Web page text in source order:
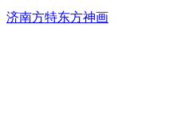
济南方特东方神画